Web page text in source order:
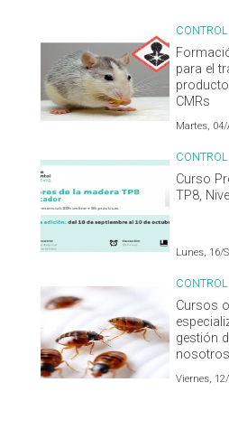
para el
CMRs
Martes,
Curso
TP8,
Lunes, 16/
Cursos
gestión
Viernes,